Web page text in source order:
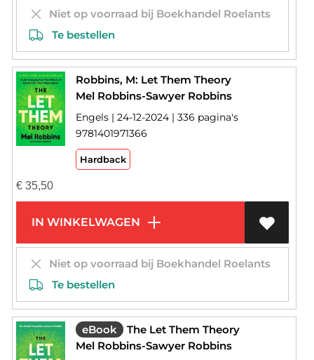
Niet op voorraad bij Boekhandel Roelants
Te bestellen
Robbins, M: Let Them Theory
Mel Robbins-Sawyer Robbins
Engels | 24-12-2024 | 336 pagina's
9781401971366
Hardback
€35,50
IN WINKELWAGEN
Niet op voorraad bij Boekhandel Roelants
Te bestellen
eBook
The Let Them Theory
Mel Robbins-Sawyer Robbins